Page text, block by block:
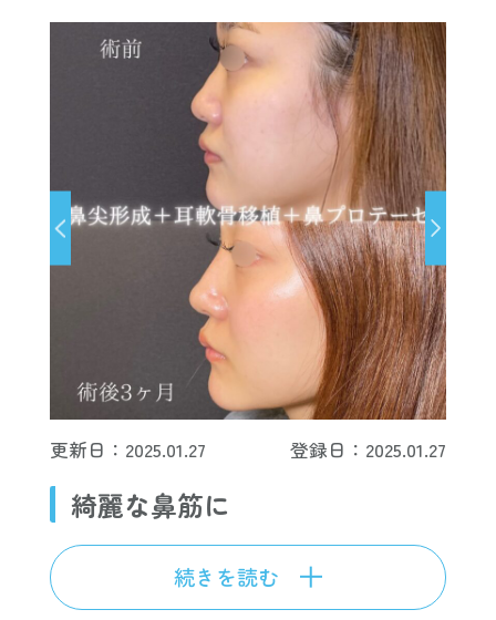
更新日：2025.01.27 登録日：2025.01.27
綺麗な鼻筋に
続きを読む